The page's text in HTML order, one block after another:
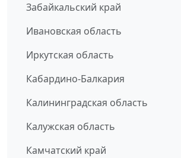
Забайкальский край
Ивановская область
Иркутская область
Кабардино-Балкария
Калининградская область
Калужская область
Камчатский край